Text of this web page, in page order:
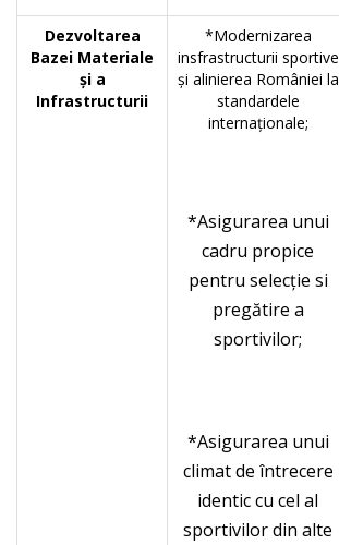
Dezvoltarea
Bazei Materiale
şi a
Infrastructurii
*Modernizarea
insfrastructurii sportive
şi alinierea României la
standardele
internaţionale;
*Asigurarea unui
cadru propice
pentru selecţie si
pregătire a
sportivilor;
*Asigurarea unui
climat de întrecere
identic cu cel al
sportivilor din alte